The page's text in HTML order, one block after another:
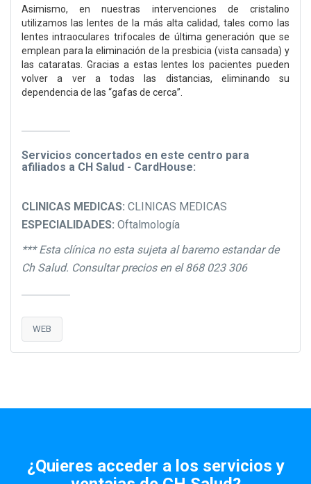
Asimismo, en nuestras intervenciones de cristalino
utilizamos las lentes de la más alta calidad, tales como las
lentes intraoculares trifocales de última generación que se
emplean para la eliminación de la presbicia (vista cansada) y
las cataratas. Gracias a estas lentes los pacientes pueden
volver a ver a todas las distancias, eliminando su
dependencia de las “gafas de cerca”.
Servicios concertados en este centro para
afiliados a CH Salud - CardHouse:
CLINICAS MEDICAS: CLINICAS MEDICAS
ESPECIALIDADES: Oftalmología
*** Esta clínica no esta sujeta al baremo estandar de
Ch Salud. Consultar precios en el 868 023 306
WEB
¿Quieres acceder a los servicios y